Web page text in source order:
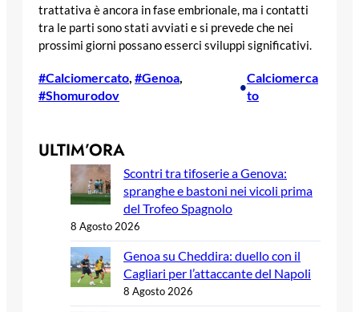
trattativa è ancora in fase embrionale, ma i contatti
tra le parti sono stati avviati e si prevede che nei
prossimi giorni possano esserci sviluppi significativi.
#Calciomercato, #Genoa
#Shomurodov
•
Calciomerca
to
ULTIM’ORA
Scontri tra tifoserie a Genova:
spranghe e bastoni nei vicoli prima
del Trofeo Spagnolo
8 Agosto 2026
Genoa su Cheddira: duello con il
Cagliari per l’attaccante del Napoli
8 Agosto 2026